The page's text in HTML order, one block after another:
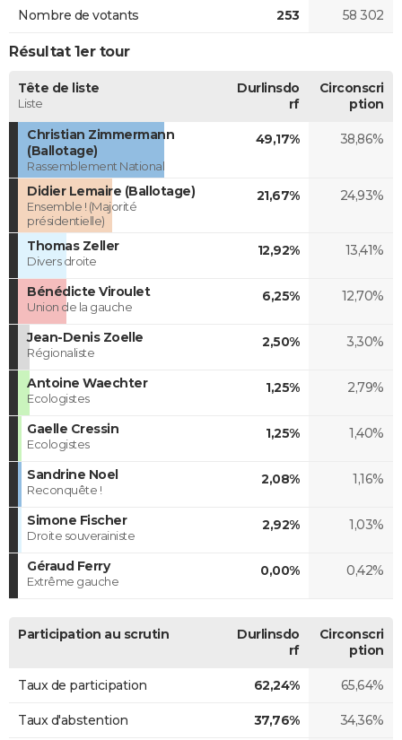
Nombre de votants 253 58 302
Résultat 1er tour
Tête de liste
Liste
Durlinsdo
rf
Circonscri
ption
Christian Zimmermann
(Ballotage)
Rassemblement National
49,17% 38,86%
Didier Lemaire (Ballotage)
Ensemble ! (Majorité
présidentielle)
21,67% 24,93%
Thomas Zeller
Divers droite
12,92% 13,41%
Bénédicte Viroulet
Union de la gauche
6,25% 12,70%
Jean-Denis Zoelle
Régionaliste
2,50% 3,30%
Antoine Waechter
Ecologistes
1,25% 2,79%
Gaelle Cressin
Ecologistes
1,25% 1,40%
Sandrine Noel
Reconquête !
2,08% 1,16%
Simone Fischer
Droite souverainiste
2,92% 1,03%
Géraud Ferry
Extrême gauche
0,00% 0,42%
Participation au scrutin
Durlinsdo
rf
Circonscri
ption
Taux de participation 62,24% 65,64%
Taux d'abstention 37,76% 34,36%